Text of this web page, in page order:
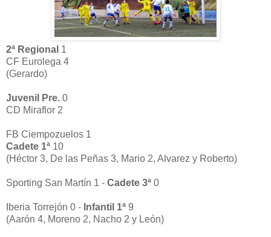
2ª Regional 1
CF Eurolega 4
(Gerardo)
Juvenil Pre. 0
CD Miraflor 2
FB Ciempozuelos 1
Cadete 1ª 10
(Héctor 3, De las Peñas 3, Mario 2, Alvarez y Roberto)
Sporting San Martín 1 - Cadete 3ª 0
Iberia Torrejón 0 - Infantil 1ª 9
(Aarón 4, Moreno 2, Nacho 2 y León)